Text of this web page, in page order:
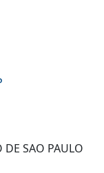
DE SAO PAULO